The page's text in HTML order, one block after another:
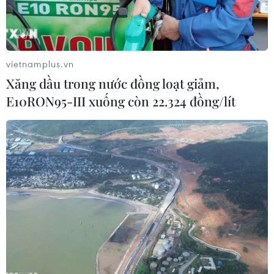
gam.
(Ảnh minh họa: Thanh Thủy/TTXVN)
Đại tá Đặng Ngọc Sơn, Phó Giám đốc Công an
vietnamplus.vn
Xăng dầu trong nước đồng loạt giảm,
E10RON95-III xuống còn 22.324 đồng/lít